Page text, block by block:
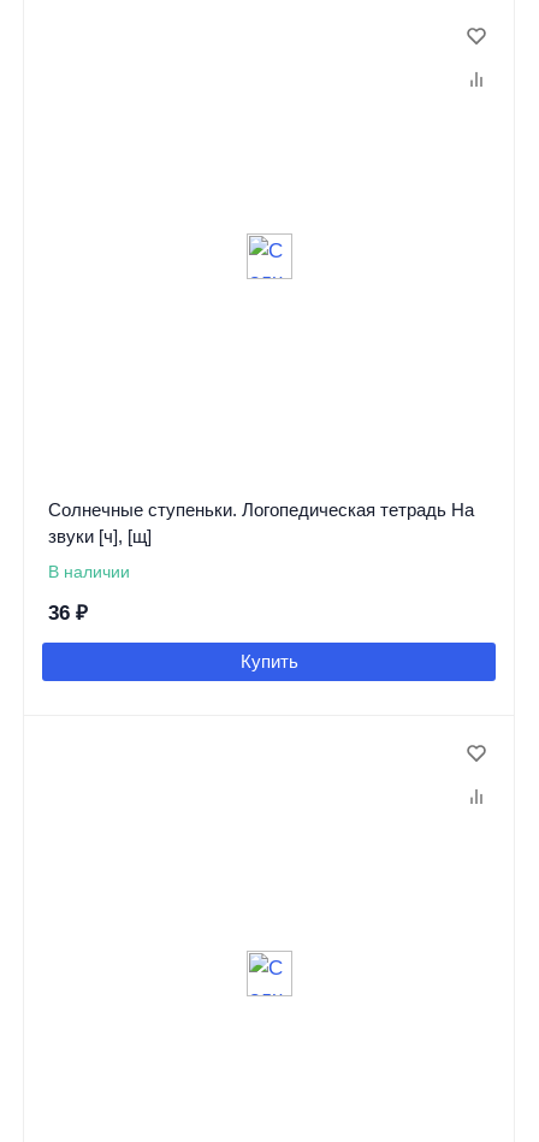
Солнечные ступеньки. Логопедическая тетрадь На
звуки [ч], [щ]
В наличии
36 ₽
Купить